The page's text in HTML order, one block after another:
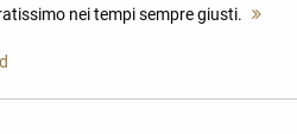
nei tempi sempre giusti.